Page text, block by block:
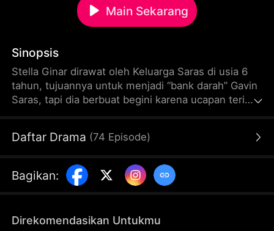
Main Sekarang
Sinopsis
Stella Ginar dirawat oleh Keluarga Saras di usia 6
tahun, tujuannya untuk menjadi “bank darah” Gavin
Saras, tapi dia berbuat begini karena ucapan terima
cinta pertama Gavin kembali dan di saat itu Stella
Stella bersumpah mau menjadi orang yang tak bisa
Gavin lampaui.
Daftar Drama (74 Episode)
Bagikan:
Direkomendasikan Untukmu